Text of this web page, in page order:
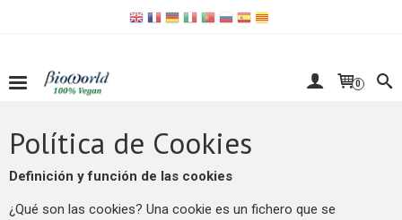
0
Política de Cookies
Definición y función de las cookies
¿Qué son las cookies? Una cookie es un fichero que se